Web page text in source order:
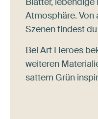
Atmosphäre. Von
Szenen findest
Bei Art Heroes
weiteren
sattem Grün